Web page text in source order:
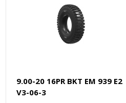
9.00-20 16PR BKT EM 939 E2
V3-06-3